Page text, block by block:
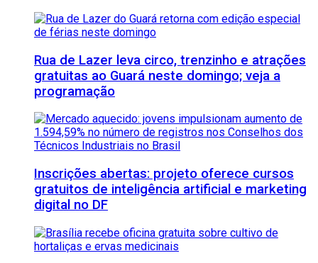
Rua de Lazer leva circo, trenzinho e atrações
gratuitas ao Guará neste domingo; veja a
programação
Inscrições abertas: projeto oferece cursos
gratuitos de inteligência artificial e marketing
digital no DF